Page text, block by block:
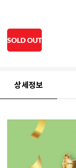
SOLD OUT
상세정보